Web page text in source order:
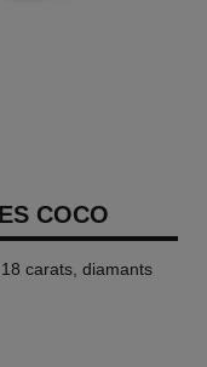
COCO
carats, diamants